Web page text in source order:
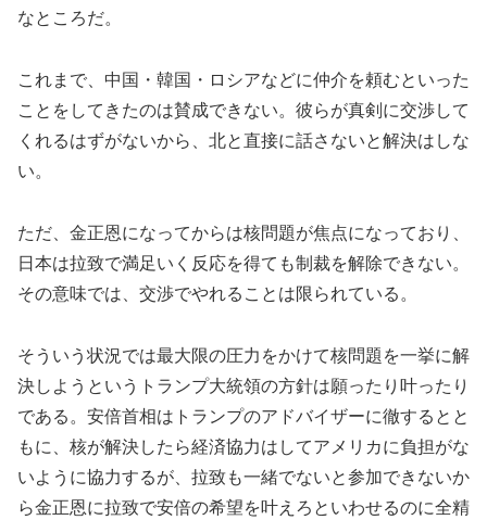
なところだ。
これまで、中国・韓国・ロシアなどに仲介を頼むといった
ことをしてきたのは賛成できない。彼らが真剣に交渉して
くれるはずがないから、北と直接に話さないと解決はしな
い。
ただ、金正恩になってからは核問題が焦点になっており、
日本は拉致で満足いく反応を得ても制裁を解除できない。
その意味では、交渉でやれることは限られている。
そういう状況では最大限の圧力をかけて核問題を一挙に解
決しようというトランプ大統領の方針は願ったり叶ったり
である。安倍首相はトランプのアドバイザーに徹するとと
もに、核が解決したら経済協力はしてアメリカに負担がな
いように協力するが、拉致も一緒でないと参加できないか
ら金正恩に拉致で安倍の希望を叶えろといわせるのに全精